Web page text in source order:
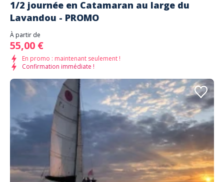
1/2 journée en Catamaran au large du
Lavandou - PROMO
À partir de
55,00 €
En promo : maintenant seulement !
Confirmation immédiate !